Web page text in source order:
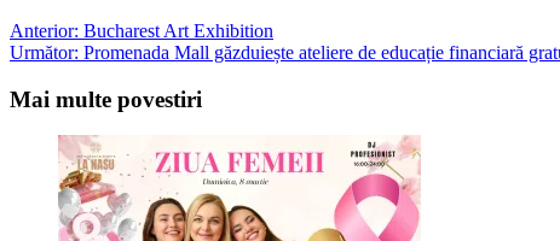
Post
navigation
Anterior: Bucharest Art Exhibition
Următor: Promenada Mall găzduiește ateliere de educație financiară
Mai multe povestiri